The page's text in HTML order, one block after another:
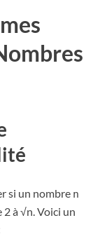
si un nombre n
à √n. Voici un